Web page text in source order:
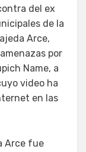
del ex
de la
Arce,
por
Name, a
video ha
en las
Arce fue